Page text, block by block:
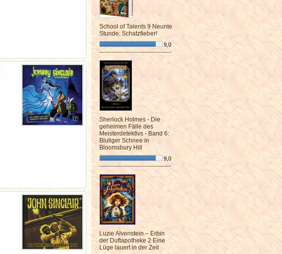
School of Talents 9 Neunte
Stunde: Schatzfieber!
9,0
¯¯¯¯¯¯¯¯¯¯¯¯¯¯¯¯¯¯¯¯¯¯¯¯
Sherlock Holmes - Die
geheimen Fälle des
Meisterdetektivs - Band 6:
Blutiger Schnee in
Bloomsbury Hill
9,0
¯¯¯¯¯¯¯¯¯¯¯¯¯¯¯¯¯¯¯¯¯¯¯¯
Luzie Alvenstein – Erbin
der Duftapotheke 2 Eine
Lüge lauert in der Zeit